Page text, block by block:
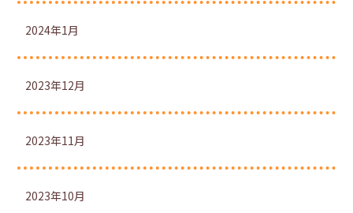
2024年1月
2023年12月
2023年11月
2023年10月